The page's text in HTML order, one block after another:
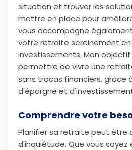
situation et trouver les
mettre en place pour
vous accompagne
votre retraite sereinement
investissements. Mon
permettre de vivre une
sans tracas financiers, grâce
d'épargne et
Comprendre votre
Planifier sa retraite peut être
d'inquiétude. Que vous